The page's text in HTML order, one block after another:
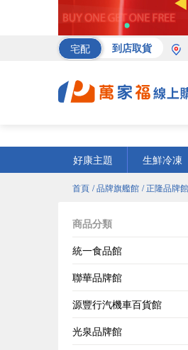
宅配 到店取貨
好康主題
生鮮冷凍
首頁 / 品牌旗艦館 / 正隆品牌館
商品分類
統一食品館
聯華品牌館
源豐行汽機車百貨館
光泉品牌館